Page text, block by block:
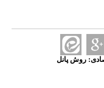
روش پانل